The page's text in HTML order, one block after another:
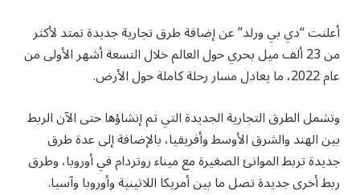
أعلنت “دي بي ورلد” عن إضافة طرق تجارية جديدة تمتد لأكثر
من 23 ألف ميل بحري حول العالم خلال التسعة أشهر الأولى من
عام 2022، ما يعادل مسار رحلة كاملة حول الأرض.
وتشمل الطرق التجارية الجديدة التي تم إنشاؤها حتى الآن الربط
بين الهند والشرق الأوسط وأفريقيا، بالإضافة إلى عدة طرق
جديدة تربط الموانئ الصغيرة مع ميناء روتردام في أوروبا، وطرق
ربط أخرى جديدة تصل ما بين أمريكا اللاتينية وأوروبا وآسيا.